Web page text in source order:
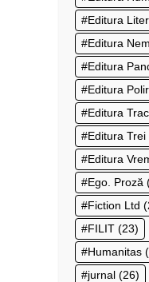
Editura
Editura
Editura
Editura
Editura
Editura Trei
Editura
Ego. Proză
Fiction Ltd
FILIT (23)
Humanitas
jurnal (26)